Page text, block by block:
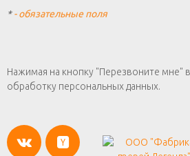
*- обязательные поля
Нажимая на кнопку "Перезвоните мне"
обработку персональных данных.